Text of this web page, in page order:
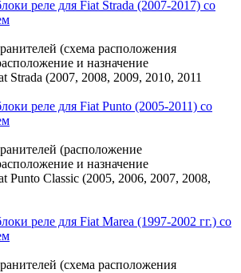
реле для Fiat Strada (2007-2017) со
(схема расположения
и назначение
Strada (2007, 2008, 2009, 2010, 2011
реле для Fiat Punto (2005-2011) со
(расположение
и назначение
Punto Classic (2005, 2006, 2007, 2008,
реле для Fiat Marea (1997-2002 гг.) со
(схема расположения